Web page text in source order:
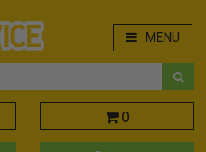
MENU
0